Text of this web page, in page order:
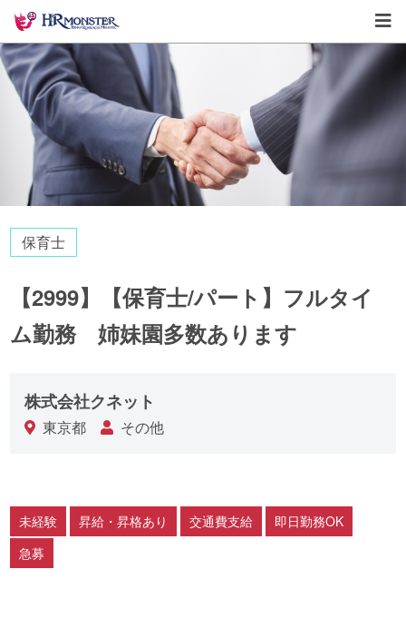
保育士
【2999】【保育士/パート】フルタイ
ム勤務 姉妹園多数あります
株式会社クネット
東京都 その他
未経験 昇給・昇格あり 交通費支給
即日勤務OK
急募